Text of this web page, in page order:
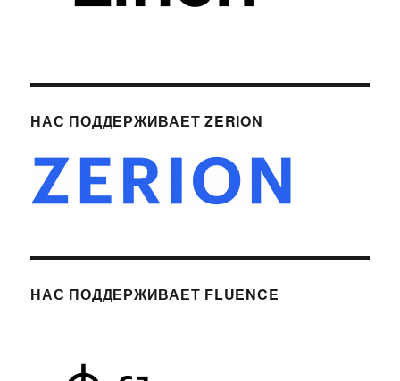
НАС ПОДДЕРЖИВАЕТ ZERION
НАС ПОДДЕРЖИВАЕТ FLUENCE